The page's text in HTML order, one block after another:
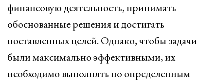
финансовую деятельность, принимать
обоснованные решения и достигать
поставленных целей. Однако, чтобы задачи
были максимально эффективными, их
необходимо выполнять по определенным